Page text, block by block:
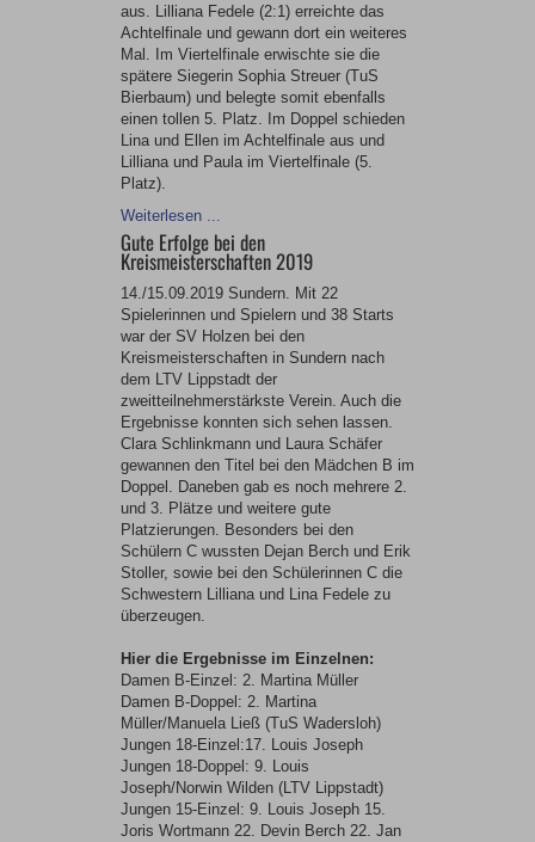
aus. Lilliana Fedele (2:1) erreichte das
Achtelfinale und gewann dort ein weiteres
Mal. Im Viertelfinale erwischte sie die
spätere Siegerin Sophia Streuer (TuS
Bierbaum) und belegte somit ebenfalls
einen tollen 5. Platz. Im Doppel schieden
Lina und Ellen im Achtelfinale aus und
Lilliana und Paula im Viertelfinale (5.
Platz).
Weiterlesen ...
Gute Erfolge bei den
Kreismeisterschaften 2019
14./15.09.2019 Sundern. Mit 22
Spielerinnen und Spielern und 38 Starts
war der SV Holzen bei den
Kreismeisterschaften in Sundern nach
dem LTV Lippstadt der
zweitteilnehmerstärkste Verein. Auch die
Ergebnisse konnten sich sehen lassen.
Clara Schlinkmann und Laura Schäfer
gewannen den Titel bei den Mädchen B im
Doppel. Daneben gab es noch mehrere 2.
und 3. Plätze und weitere gute
Platzierungen. Besonders bei den
Schülern C wussten Dejan Berch und Erik
Stoller, sowie bei den Schülerinnen C die
Schwestern Lilliana und Lina Fedele zu
überzeugen.
Hier die Ergebnisse im Einzelnen:
Damen B-Einzel: 2. Martina Müller
Damen B-Doppel: 2. Martina
Müller/Manuela Ließ (TuS Wadersloh)
Jungen 18-Einzel:17. Louis Joseph
Jungen 18-Doppel: 9. Louis
Joseph/Norwin Wilden (LTV Lippstadt)
Jungen 15-Einzel: 9. Louis Joseph 15.
Joris Wortmann 22. Devin Berch 22. Jan